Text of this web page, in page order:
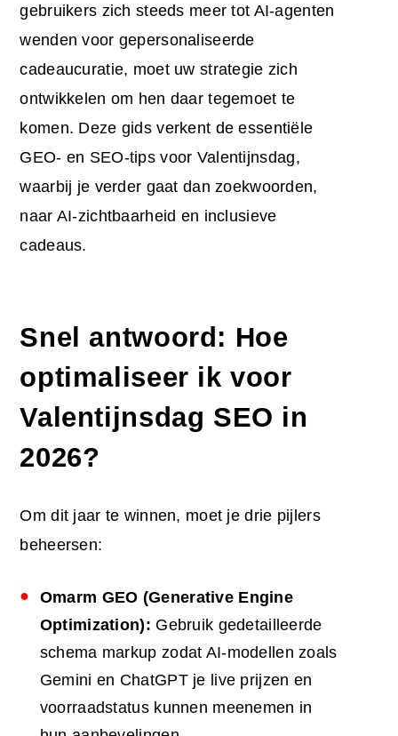
gebruikers zich steeds meer tot AI-agenten
wenden voor gepersonaliseerde
cadeaucuratie, moet uw strategie zich
ontwikkelen om hen daar tegemoet te
komen. Deze gids verkent de essentiële
GEO- en SEO-tips voor Valentijnsdag,
waarbij je verder gaat dan zoekwoorden,
naar AI-zichtbaarheid en inclusieve
cadeaus.
Snel antwoord: Hoe
optimaliseer ik voor
Valentijnsdag SEO in
2026?
Om dit jaar te winnen, moet je drie pijlers
beheersen:
Omarm GEO (Generative Engine
Optimization): Gebruik gedetailleerde
schema markup zodat AI-modellen zoals
Gemini en ChatGPT je live prijzen en
voorraadstatus kunnen meenemen in